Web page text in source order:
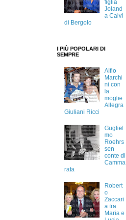
figlia
Joland
a Calvi
di Bergolo
I PIÙ POPOLARI DI
SEMPRE
Alfio
Marchi
ni con
la
moglie
Allegra
Giuliani Ricci
Gugliel
mo
Roehrs
sen
conte di
Camma
rata
Robert
o
Zaccari
a tra
Maria e